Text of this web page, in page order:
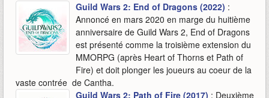
Guild Wars 2: End of Dragons (2022) :
Annoncé en mars 2020 en marge du huitième
anniversaire de Guild Wars 2, End of Dragons
est présenté comme la troisième extension du
MMORPG (après Heart of Thorns et Path of
Fire) et doit plonger les joueurs au coeur de la
vaste contrée de Cantha.
Guild Wars 2: Path of Fire (2017) : Deuxième